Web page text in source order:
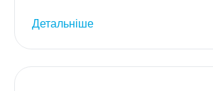
Детальніше